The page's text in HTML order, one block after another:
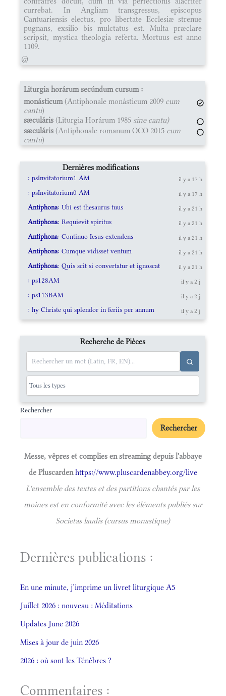
currebat. In Angliam transgressus, episcopus
Cantuariensis electus, pro libertate Ecclesiæ strenue
pugnans, exsilio bis mulctatus est. Multa præclare
scripsit, mystica theologia referta. Mortuus est anno
1109.
@
Liturgia horárum secúndum cursum :
monásticum(Antiphonale monásticum 2009 cum
cantu)
sæculáris (Liturgia Horárum 1985 sine cantu)
sæculáris (Antiphonale romanum OCO 2015 cum
cantu)
Dernières modifications
: psInvitatorium1 AM il y a 17 h
: psInvitatorium0 AM il y a 17 h
Antiphona: Ubi est thesaurus tuus il y a 21 h
Antiphona: Requievit spiritus il y a 21 h
Antiphona: Continuo Iesus extendens il y a 21 h
Antiphona: Cumque vidisset ventum il y a 21 h
Antiphona: Quis scit si convertatur et ignoscat il y a 21 h
: ps128AM il y a 2 j
: ps113BAM il y a 2 j
: hy Christe qui splendor in feriis per annum il y a 2 j
Recherche de Pièces
Rechercher
Rechercher
Messe, vêpres et complies en streaming depuis l'abbaye
de Pluscardenhttps://www.pluscardenabbey.org/live
L'ensemble des textes et des partitions chantés par les
moines est en conformité avec les éléments publiés sur
Societas laudis (cursus monastique)
Dernières publications :
En une minute, j’imprime un livret liturgique A5
Juillet 2026 : nouveau : Méditations
Updates June 2026
Mises à jour de juin 2026
2026 : où sont les Ténèbres ?
Commentaires :